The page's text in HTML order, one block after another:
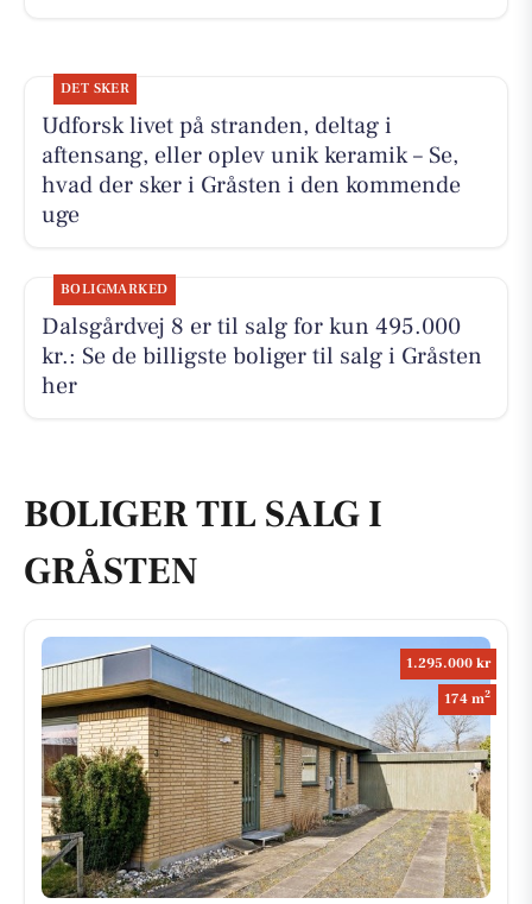
DET SKER
Udforsk livet på stranden, deltag i
aftensang, eller oplev unik keramik – Se,
hvad der sker i Gråsten i den kommende
uge
BOLIGMARKED
Dalsgårdvej 8 er til salg for kun 495.000
kr.: Se de billigste boliger til salg i Gråsten
her
BOLIGER TIL SALG I
GRÅSTEN
1.295.000 kr
174 m2